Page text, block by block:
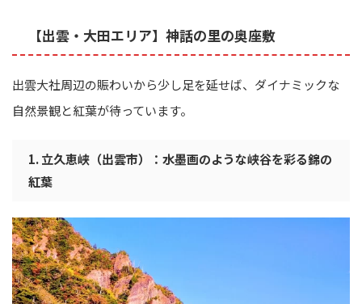
【出雲・大田エリア】神話の里の奥座敷
出雲大社周辺の賑わいから少し足を延せば、ダイナミックな
自然景観と紅葉が待っています。
1. 立久恵峡（出雲市）：水墨画のような峡谷を彩る錦の
紅葉